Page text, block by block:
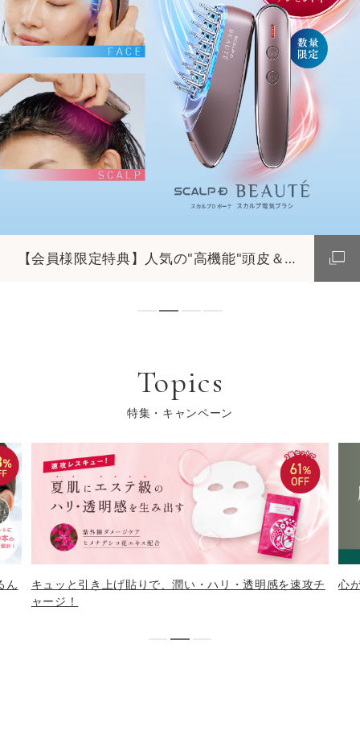
【会員様限定特典】人気の"高機能"頭皮＆美顔器で、ぐぐっとケア
Topics
特集・キャンペーン
ん
キュッと引き上げ貼りで、潤い・ハリ・透明感を速攻チ
ャージ！
心